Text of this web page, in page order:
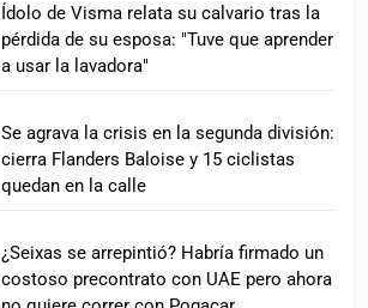
Ídolo de Visma relata su calvario tras la
pérdida de su esposa: "Tuve que aprender
a usar la lavadora"
Se agrava la crisis en la segunda división:
cierra Flanders Baloise y 15 ciclistas
quedan en la calle
¿Seixas se arrepintió? Habría firmado un
costoso precontrato con UAE pero ahora